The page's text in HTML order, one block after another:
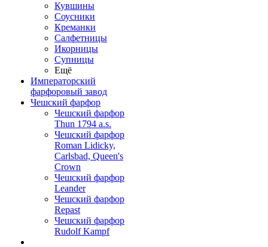
Кувшины
Соусники
Креманки
Салфетницы
Икорницы
Супницы
Ещё
Императорский
фарфоровый завод
Чешский фарфор
Чешский фарфор
Thun 1794 a.s.
Чешский фарфор
Roman Lidicky,
Carlsbad, Queen's
Crown
Чешский фарфор
Leander
Чешский фарфор
Repast
Чешский фарфор
Rudolf Kampf